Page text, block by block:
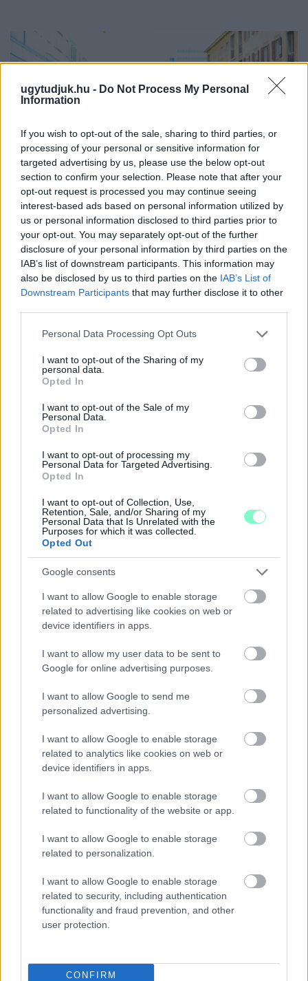
ugytudjuk.hu - Do Not Process My Personal
Information
If you wish to opt-out of the sale, sharing to third parties, or
processing of your personal or sensitive information for
targeted advertising by us, please use the below opt-out
section to confirm your selection. Please note that after your
opt-out request is processed you may continue seeing
interest-based ads based on personal information utilized by
us or personal information disclosed to third parties prior to
your opt-out. You may separately opt-out of the further
disclosure of your personal information by third parties on the
IAB’s list of downstream participants. This information may
also be disclosed by us to third parties on the IAB’s List of
Downstream Participants that may further disclose it to other
Please note that this website/app uses one or more Google
not limited to your visit or usage behaviour. You may click to
grant or deny consent to Google and its third-party tags to
use your data for below specified purposes in below Google
consent section.
Personal Data Processing Opt Outs
I want to opt-out of the Sharing of my
personal data.
Opted In
I want to opt-out of the Sale of my
Personal Data.
Opted In
I want to opt-out of processing my
Personal Data for Targeted Advertising.
Opted In
I want to opt-out of Collection, Use,
Retention, Sale, and/or Sharing of my
Personal Data that Is Unrelated with the
Purposes for which it was collected.
Opted Out
Google consents
I want to allow Google to enable storage
related to advertising like cookies on web or
device identifiers in apps.
I want to allow my user data to be sent to
Google for online advertising purposes.
I want to allow Google to send me
personalized advertising.
I want to allow Google to enable storage
related to analytics like cookies on web or
device identifiers in apps.
I want to allow Google to enable storage
related to functionality of the website or app.
I want to allow Google to enable storage
related to personalization.
I want to allow Google to enable storage
related to security, including authentication
functionality and fraud prevention, and other
user protection.
CONFIRM
BAROKK POMPÁBA ÖLTÖZIK A BELVÁROS:
HÉTVÉGÉN RENDEZIK MEG A XXXIII. GYŐRI BAROKK
ESKÜVŐT
Jubileumi fogadalom megerősítés, történelmi felvonulás,
EXTRA: A VÁSÁRCSARNOKBAN NYITJA ÚJ ÉVADÁT
A GYŐRI FILHARMONIKUS ZENEKAR
A „Zenélő piac” című különleges koncerttel szeptember 7-én
rendhagyó helyszínen találkozhat a közönség a klasszikus
zenével.
Szólj hozzá!
KERETÉBEN